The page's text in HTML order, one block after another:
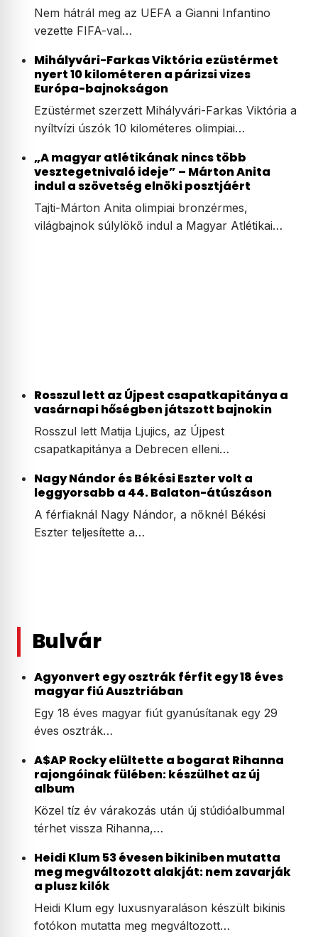
Nem hátrál meg az UEFA a Gianni Infantino
vezette FIFA-val…
Mihályvári-Farkas Viktória ezüstérmet
nyert 10 kilométeren a párizsi vizes
Európa-bajnokságon
Ezüstérmet szerzett Mihályvári-Farkas Viktória a
nyíltvízi úszók 10 kilométeres olimpiai…
„A magyar atlétikának nincs több
vesztegetnivaló ideje” – Márton Anita
indul a szövetség elnöki posztjáért
Tajti-Márton Anita olimpiai bronzérmes,
világbajnok súlylökő indul a Magyar Atlétikai…
Rosszul lett az Újpest csapatkapitánya a
vasárnapi hőségben játszott bajnokin
Rosszul lett Matija Ljujics, az Újpest
csapatkapitánya a Debrecen elleni…
Nagy Nándor és Békési Eszter volt a
leggyorsabb a 44. Balaton-átúszáson
A férfiaknál Nagy Nándor, a nőknél Békési
Eszter teljesítette a…
Bulvár
Agyonvert egy osztrák férfit egy 18 éves
magyar fiú Ausztriában
Egy 18 éves magyar fiút gyanúsítanak egy 29
éves osztrák…
A$AP Rocky elültette a bogarat Rihanna
rajongóinak fülében: készülhet az új
album
Közel tíz év várakozás után új stúdióalbummal
térhet vissza Rihanna,…
Heidi Klum 53 évesen bikiniben mutatta
meg megváltozott alakját: nem zavarják
a plusz kilók
Heidi Klum egy luxusnyaraláson készült bikinis
fotókon mutatta meg megváltozott…